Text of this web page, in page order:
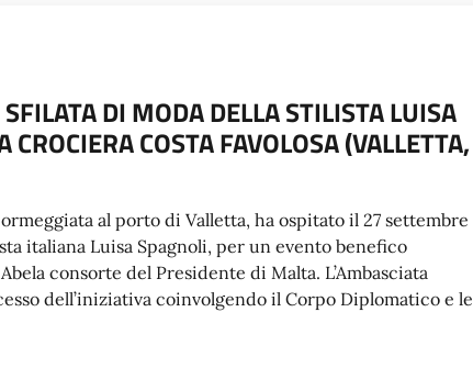
DI MODA DELLA STILISTA LUISA
COSTA FAVOLOSA (VALLETTA,
al porto di Valletta, ha ospitato il 27 settembre
italiana Luisa Spagnoli, per un evento benefico
consorte del Presidente di Malta. L’Ambasciata
dell’iniziativa coinvolgendo il Corpo Diplomatico e le